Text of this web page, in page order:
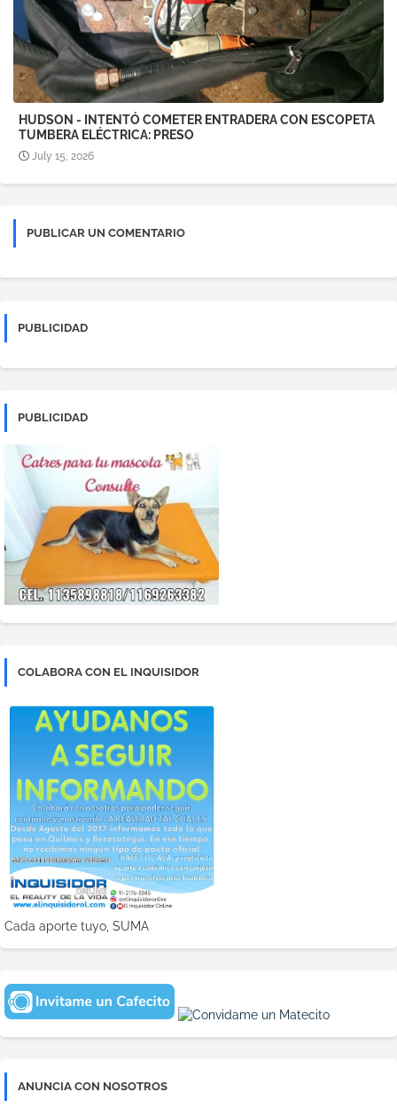
HUDSON - INTENTÓ COMETER ENTRADERA CON ESCOPETA
TUMBERA ELÉCTRICA: PRESO
July 15, 2026
PUBLICAR UN COMENTARIO
PUBLICIDAD
PUBLICIDAD
COLABORA CON EL INQUISIDOR
Cada aporte tuyo, SUMA
ANUNCIA CON NOSOTROS